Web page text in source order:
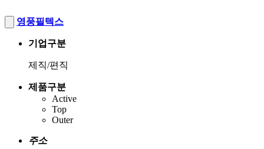
영풍필텍스
기업구분
제직/편직
제품구분
Active
Top
Outer
주소